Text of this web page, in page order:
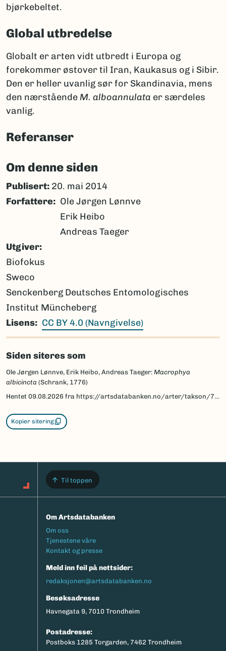
bjørkebeltet.
Global utbredelse
Globalt er arten vidt utbredt i Europa og
forekommer østover til Iran, Kaukasus og i Sibir.
Den er heller uvanlig sør for Skandinavia, mens
den nærstående M. alboannulata er særdeles
vanlig.
Referanser
Om denne siden
Publisert: 20. mai 2014
Forfattere
Ole Jørgen Lønnve
Erik Heibo
Andreas Taeger
Utgiver
Biofokus
Sweco
Senckenberg Deutsches Entomologisches
Institut Müncheberg
Lisens
CC BY 4.0 (Navngivelse)
Siden siteres som
Ole Jørgen Lønnve, Erik Heibo, Andreas Taeger: Macrophya
albicincta (Schrank, 1776)
Hentet 09.08.2026 fra https://artsdatabanken.no/arter/takson/71321/beskrivelse
Kopier sitering
Til toppen
Om Artsdatabanken
Footermeny
Om oss
Tjenestene våre
Kontakt og presse
Meld inn feil på nettsider:
redaksjonen@artsdatabanken.no
Besøksadresse
Havnegata 9, 7010 Trondheim
Postadresse:
Postboks 1285 Torgarden, 7462 Trondheim